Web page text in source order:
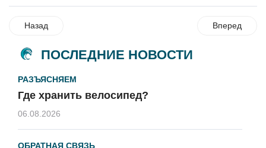
Назад Вперед
ПОСЛЕДНИЕ НОВОСТИ
РАЗЪЯСНЯЕМ
Где хранить велосипед?
06.08.2026
ОБРАТНАЯ СВЯЗЬ